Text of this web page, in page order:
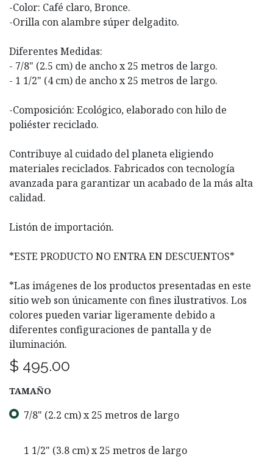
-Color: Café claro, Bronce.
-Orilla con alambre súper delgadito.
Diferentes Medidas:
- 7/8" (2.5 cm) de ancho x 25 metros de largo.
- 1 1/2" (4 cm) de ancho x 25 metros de largo.
-Composición: Ecológico, elaborado con hilo de
poliéster reciclado.
Contribuye al cuidado del planeta eligiendo
materiales reciclados. Fabricados con tecnología
avanzada para garantizar un acabado de la más alta
calidad.
Listón de importación.
​*ESTE PRODUCTO NO ENTRA EN DESCUENTOS*
*Las imágenes de los productos presentadas en este
sitio web son únicamente con fines ilustrativos. Los
colores pueden variar ligeramente debido a
diferentes configuraciones de pantalla y de
iluminación.
$ 495.00
TAMAÑO
7/8" (2.2 cm) x 25 metros de largo
1 1/2" (3.8 cm) x 25 metros de largo